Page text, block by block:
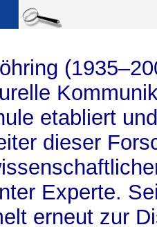
etabliert
dieser
Experte.
erneut zur